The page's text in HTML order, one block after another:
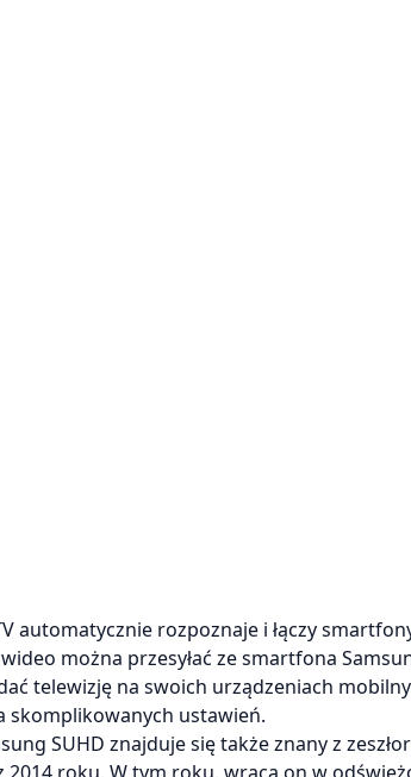
automatycznie rozpoznaje i łączy
można przesyłać ze smartfona
telewizję na swoich urządzeniach
skomplikowanych ustawień.
SUHD znajduje się także znany z